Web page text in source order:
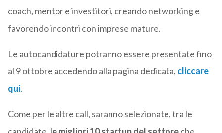
coach, mentor e investitori, creando networking e
favorendo incontri con imprese mature.
Le autocandidature potranno essere presentate fino
al 9 ottobre accedendo alla pagina dedicata, cliccare
qui.
Come per le altre call, saranno selezionate, tra le